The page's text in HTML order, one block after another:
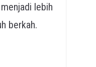
lebih
berkah.